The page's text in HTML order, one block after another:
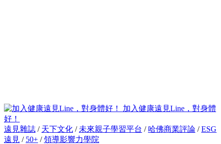
加入健康遠見Line，對身體
好！
遠見雜誌 / 天下文化 / 未來親子學習平台 / 哈佛商業評論 /ESG
遠見 / 50+ /領導影響力學院